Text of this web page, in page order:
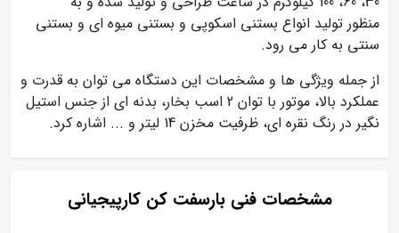
منظور تولید انواع بستنی اسکوپی و بستنی میوه ای و بستنی
سنتی به کار می رود.
از جمله ویژگی ها و مشخصات این دستگاه می توان به قدرت و
عملکرد بالا، موتور با توان 2 اسب بخار، بدنه ای از جنس استیل
نگیر در رنگ نقره ای، ظرفیت مخزن 14 لیتر و ... اشاره کرد.
مشخصات فنی بارسفت کن کارپیجیانی